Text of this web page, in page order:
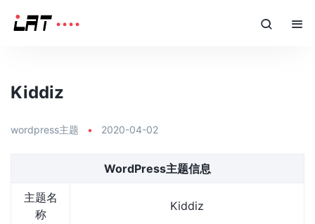
Kiddiz
wordpress主题 • 2020-04-02
WordPress主题信息
主题名
称
Kiddiz